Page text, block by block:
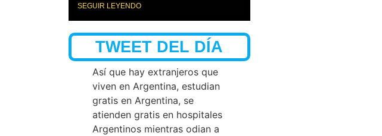
SEGUIR LEYENDO
TWEET DEL DÍA
Así que hay extranjeros que
viven en Argentina, estudian
gratis en Argentina, se
atienden gratis en hospitales
Argentinos mientras odian a